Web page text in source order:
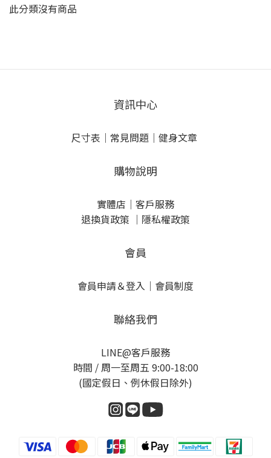
此分類沒有商品
資訊中心
尺寸表 ｜ 常見問題 ｜ 健身文章
購物說明
實體店 ｜ 客戶服務
退換貨政策 ｜ 隱私權政策
會員
會員申請＆登入 ｜ 會員制度
聯絡我們
LINE@客戶服務
時間 / 周一至周五 9:00-18:00
(國定假日、例休假日除外)